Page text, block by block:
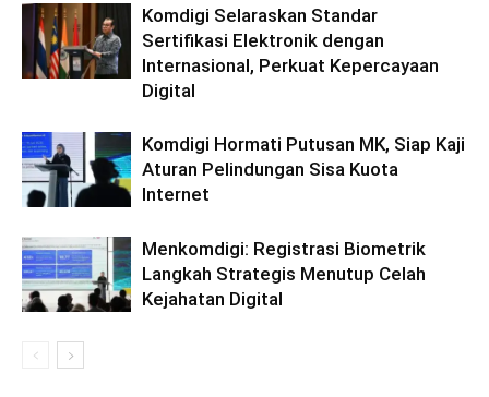
Komdigi Selaraskan Standar
Sertifikasi Elektronik dengan
Internasional, Perkuat Kepercayaan
Digital
Komdigi Hormati Putusan MK, Siap Kaji
Aturan Pelindungan Sisa Kuota
Internet
Menkomdigi: Registrasi Biometrik
Langkah Strategis Menutup Celah
Kejahatan Digital